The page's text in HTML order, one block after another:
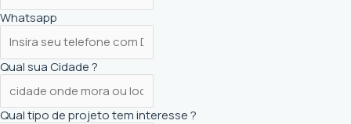
Whatsapp
Qual sua Cidade ?
Qual tipo de projeto tem interesse ?